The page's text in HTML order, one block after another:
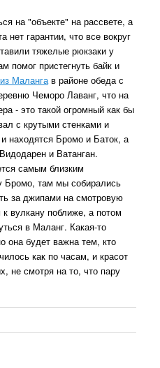
на "объекте" на рассвете, а
нет гарантии, что все вокруг
тяжелые рюкзаки у
помог пристегнуть байк и
Малангав районе обеда с
Чеморо Лаванг, что на
- это такой огромный как бы
с крутыми стенками и
находятся Бромо и Баток, а
и Ватанган.
самым близким
Бромо, там мы собирались
за джипами на смотровую
вулкану поближе, а потом
в Маланг. Какая-то
она будет важна тем, кто
как по часам, и красот
не смотря на то, что пару